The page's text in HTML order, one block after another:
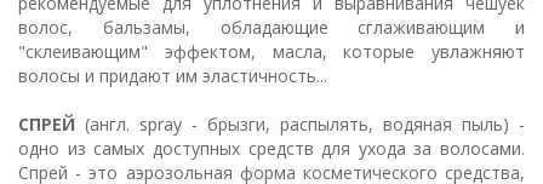
волос, бальзамы, обладающие сглаживающим и
"склеивающим" эффектом, масла, которые увлажняют
волосы и придают им эластичность...
СПРЕЙ (англ. spray - брызги, распылять, водяная пыль) -
одно из самых доступных средств для ухода за волосами.
Спрей - это аэрозольная форма косметического средства,